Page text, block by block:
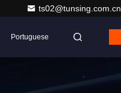
ts02@tunsing.com.cn
Portuguese